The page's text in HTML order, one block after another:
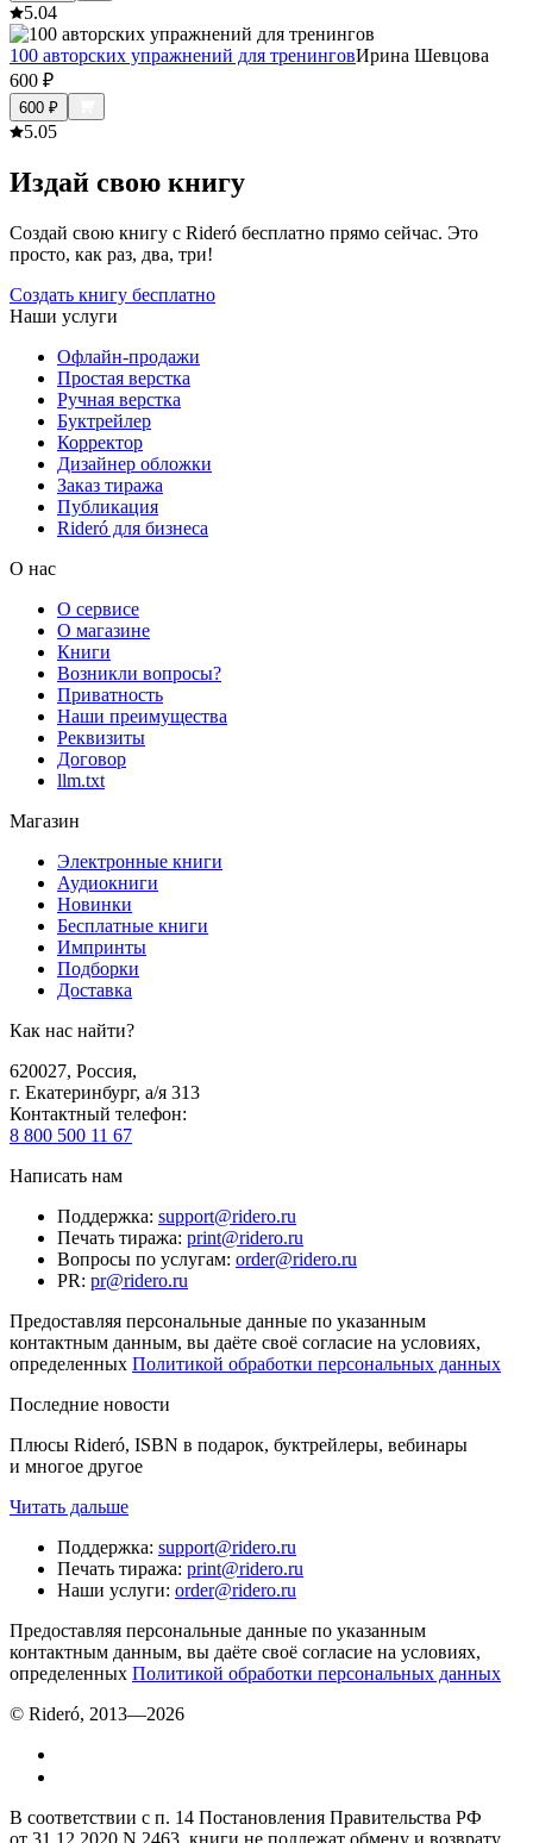
5.04
100 авторских упражнений для тренинговИрина Шевцова
600 ₽
600 ₽
5.05
Издай свою книгу
Создай свою книгу с Rideró бесплатно прямо сейчас. Это
просто, как раз, два, три!
Создать книгу бесплатно
Наши услуги
Офлайн-продажи
Простая верстка
Ручная верстка
Буктрейлер
Корректор
Дизайнер обложки
Заказ тиража
Публикация
Rideró для бизнеса
О нас
О сервисе
О магазине
Книги
Возникли вопросы?
Приватность
Наши преимущества
Реквизиты
Договор
llm.txt
Магазин
Электронные книги
Аудиокниги
Новинки
Бесплатные книги
Импринты
Подборки
Доставка
Как нас найти?
620027, Россия,
г. Екатеринбург, а/я 313
Контактный телефон:
8 800 500 11 67
Написать нам
Поддержка: support@ridero.ru
Печать тиража: print@ridero.ru
Вопросы по услугам: order@ridero.ru
PR: pr@ridero.ru
Предоставляя персональные данные по указанным
контактным данным, вы даёте своё согласие на условиях,
определенных Политикой обработки персональных данных
Последние новости
Плюсы Rideró, ISBN в подарок, буктрейлеры, вебинары
и многое другое
Читать дальше
Поддержка: support@ridero.ru
Печать тиража: print@ridero.ru
Наши услуги: order@ridero.ru
Предоставляя персональные данные по указанным
контактным данным, вы даёте своё согласие на условиях,
определенных Политикой обработки персональных данных
© Rideró, 2013—2026
В соответствии с п. 14 Постановления Правительства РФ
от 31.12.2020 N 2463, книги не подлежат обмену и возврату